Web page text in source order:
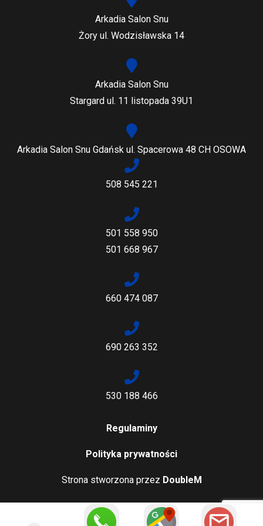
Arkadia Salon Snu
Żory ul. Wodzisławska 14
Arkadia Salon Snu
Stargard ul. 11 listopada 39U1
Arkadia Salon Snu Gdańsk ul. Spacerowa 48 CH OSOWA
508 545 221
501 558 950
501 668 967
660 474 087
690 263 352
530 188 466
Regulaminy
Polityka prywatności
Strona stworzona przez DoubleM